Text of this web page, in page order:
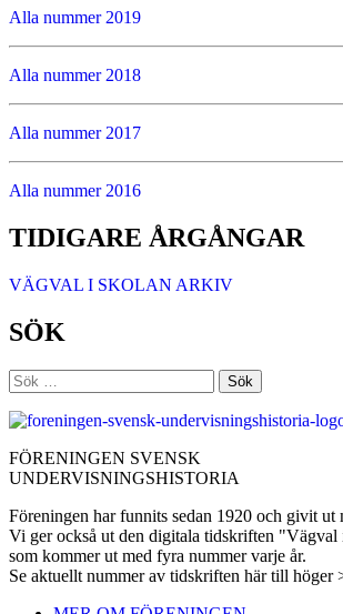
Alla nummer 2019
Alla nummer 2018
Alla nummer 2017
Alla nummer 2016
TIDIGARE ÅRGÅNGAR
VÄGVAL I SKOLAN ARKIV
SÖK
Sök
efter:
FÖRENINGEN SVENSK
UNDERVISNINGSHISTORIA
Föreningen har funnits sedan 1920 och givit ut
Vi ger också ut den digitala tidskriften "Vägval
som kommer ut med fyra nummer varje år.
Se aktuellt nummer av tidskriften här till höger